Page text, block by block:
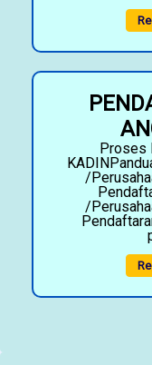
Proses
/
/